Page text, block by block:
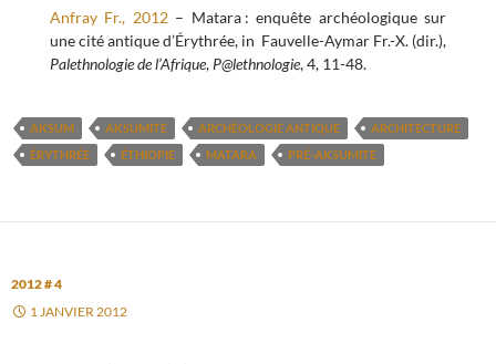
Anfray Fr., 2012 – Matara : enquête archéologique sur
une cité antique d’Érythrée, in Fauvelle-Aymar Fr.-X. (dir.),
Palethnologie de l’Afrique, P@lethnologie, 4, 11-48.
AKSUM AKSUMITE ARCHÉOLOGIE ANTIQUE
ARCHITECTURE
ÉRYTHRÉE
ÉTHIOPIE MATARA PRÉ-AKSUMITE
2012 # 4
1 JANVIER 2012